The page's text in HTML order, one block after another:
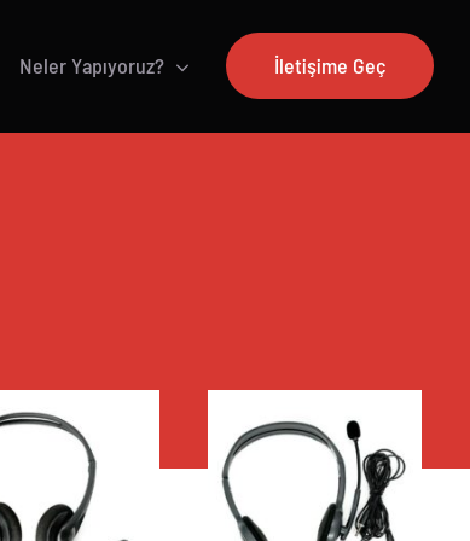
Neler Yapıyoruz? İletişime Geç
AYRINTILAR AYRINTILAR